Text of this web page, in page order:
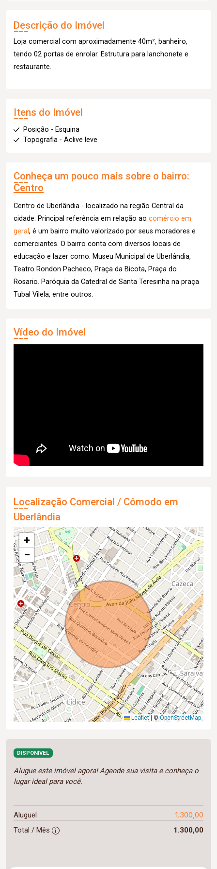
Descrição do Imóvel
Loja comercial com aproximadamente 40m², banheiro,
tendo 02 portas de enrolar. Estrutura para lanchonete e
restaurante.
Itens do Imóvel
Posição - Esquina
Topografia - Aclive leve
Conheça um pouco mais sobre o bairro:
Centro
Centro de Uberlândia - localizado na região Central da
cidade. Principal referência em relação ao comércio em
geral, é um bairro muito valorizado por seus moradores e
comerciantes. O bairro conta com diversos locais de
educação e lazer como: Museu Municipal de Uberlândia,
Teatro Rondon Pacheco, Praça da Bicota, Praça do
Rosario. Paróquia da Catedral de Santa Teresinha na praça
Tubal Vilela, entre outros.
Vídeo do Imóvel
Localização Comercial / Cômodo em
Uberlândia
+
−
Leaflet ©OpenStreetMap
DISPONÍVEL
Alugue este imóvel agora! Agende sua visita e conheça o
lugar ideal para você.
Aluguel 1.300,00
Total / Mês 1.300,00